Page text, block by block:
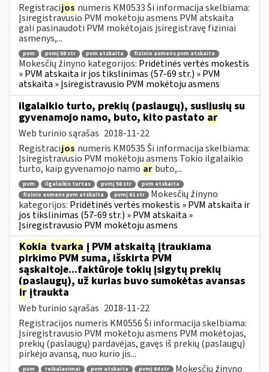
Registracijos numeris KM0533 Ši informacija skelbiama:
Įsiregistravusio PVM mokėtoju asmens PVM atskaita
gali pasinaudoti PVM mokėtojais įsiregistravę fiziniai
asmenys,...
pvm pvmį 58 str pvm atskaita fizinio asmens pvm atskaita
Mokesčių žinyno kategorijos: Pridėtinės vertės mokestis
» PVM atskaita ir jos tikslinimas (57-69 str.) » PVM
atskaita » Įsiregistravusio PVM mokėtoju asmens
ilgalaikio turto, prekių (paslaugų), susijusių su
gyvenamojo namo, buto, kito pastato ar
Web turinio sąrašas 2018-11-22
Registracijos numeris KM0535 Ši informacija skelbiama:
Įsiregistravusio PVM mokėtoju asmens Tokio ilgalaikio
turto, kaip gyvenamojo namo ar buto,...
pvm ilgalaikis turtas pvmį 58 str
pvm atskaita
fizinio asmens pvm atskaita
pvmį 61 str
Mokesčių žinyno
kategorijos: Pridėtinės vertės mokestis » PVM atskaita ir
jos tikslinimas (57-69 str.) » PVM atskaita »
Įsiregistravusio PVM mokėtoju asmens
Kokia tvarka į PVM atskaitą įtraukiama
pirkimo PVM suma, išskirta PVM
sąskaitoje...faktūroje tokių įsigytų prekių
(paslaugų), už kurias buvo sumokėtas avansas
ir įtraukta
Web turinio sąrašas 2018-11-22
Registracijos numeris KM0556 Ši informacija skelbiama:
Įsiregistravusio PVM mokėtoju asmens PVM mokėtojas,
prekių (paslaugų) pardavėjas, gavęs iš prekių (paslaugų)
pirkėjo avansą, nuo kurio jis...
pvm reikalavimai pvm atskaita pvmį 64 str Mokesčių žinyno